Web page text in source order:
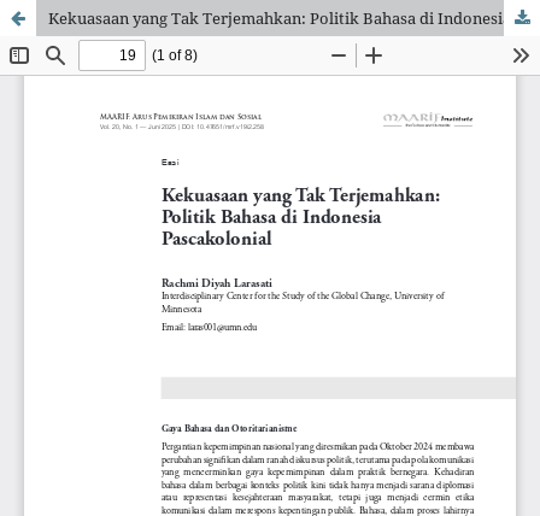
Kekuasaan yang Tak Terjemahkan: Politik Bahasa di Indonesia Pascakolonial